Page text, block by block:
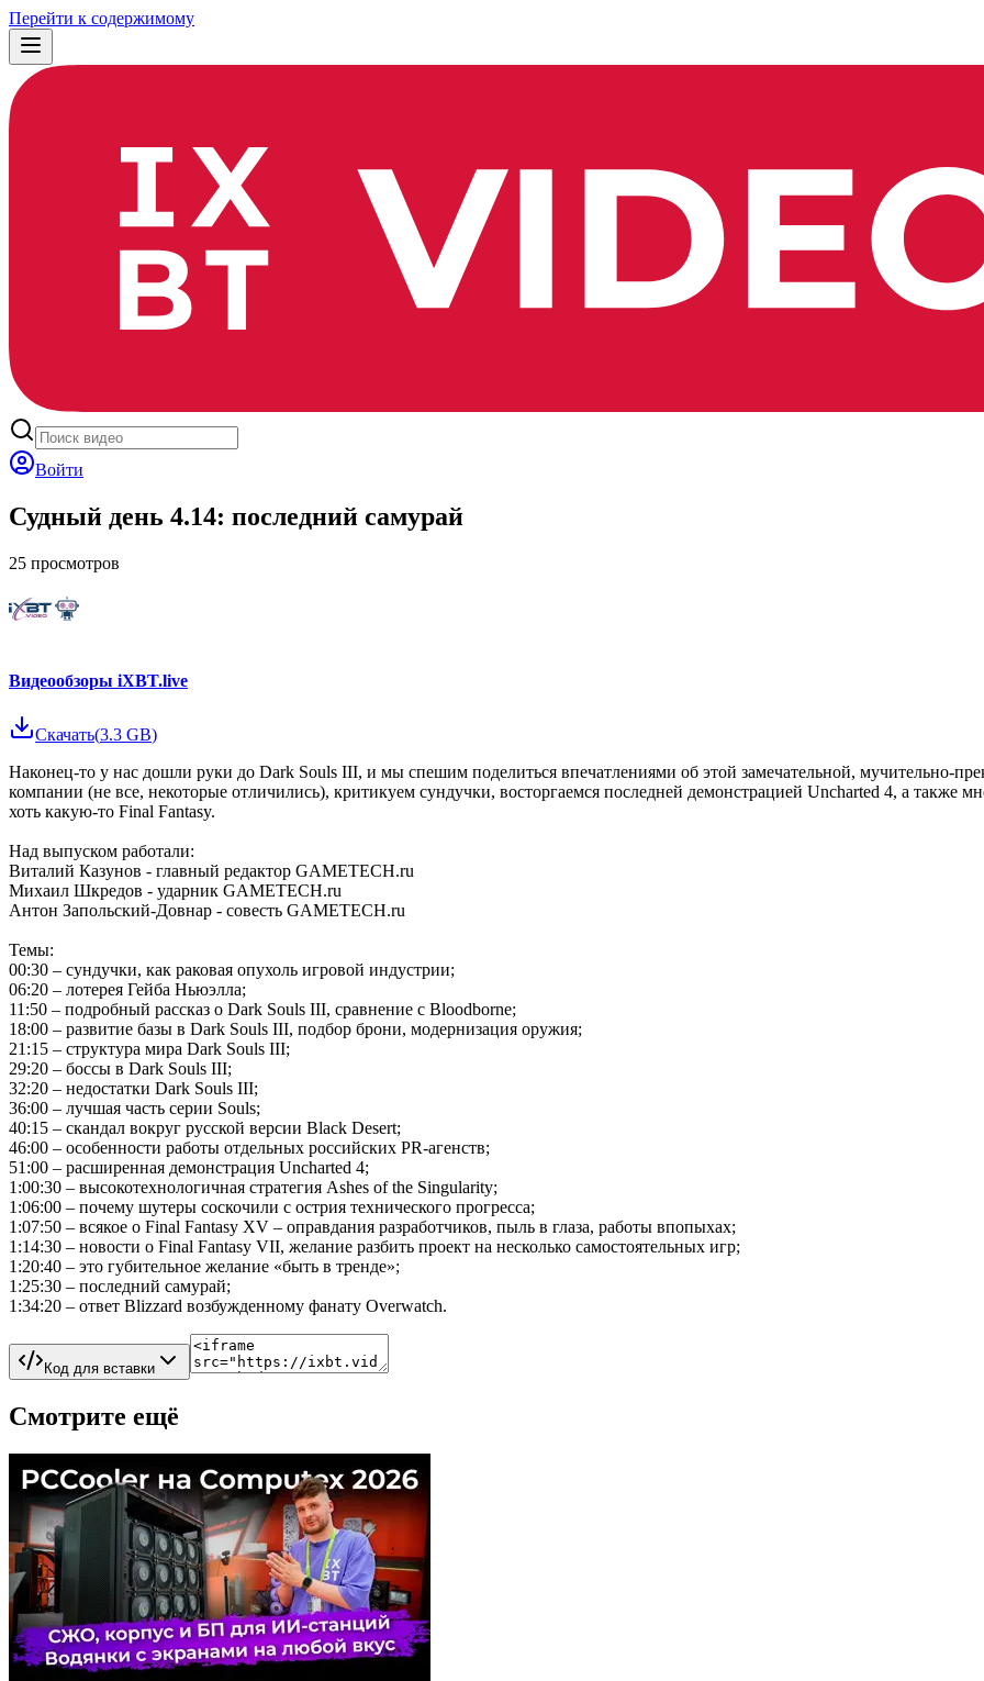
Перейти к содержимому
Войти
Судный день 4.14: последний самурай
25 просмотров
Видеообзоры iXBT.live
Скачать(3.3 GB)
Наконец-то у нас дошли руки до Dark Souls III, и мы спешим поделиться впечатлениями об этой замечательной, мучительно-
компании (не все, некоторые отличились), критикуем сундучки, восторгаемся последней демонстрацией Uncharted 4, а также
хоть какую-то Final Fantasy.
Над выпуском работали:
Виталий Казунов - главный редактор GAMETECH.ru
Михаил Шкредов - ударник GAMETECH.ru
Антон Запольский-Довнар - совесть GAMETECH.ru
Темы:
00:30 – сундучки, как раковая опухоль игровой индустрии;
06:20 – лотерея Гейба Ньюэлла;
11:50 – подробный рассказ о Dark Souls III, сравнение с Bloodborne;
18:00 – развитие базы в Dark Souls III, подбор брони, модернизация оружия;
21:15 – структура мира Dark Souls III;
29:20 – боссы в Dark Souls III;
32:20 – недостатки Dark Souls III;
36:00 – лучшая часть серии Souls;
40:15 – скандал вокруг русской версии Black Desert;
46:00 – особенности работы отдельных российских PR-агенств;
51:00 – расширенная демонстрация Uncharted 4;
1:00:30 – высокотехнологичная стратегия Ashes of the Singularity;
1:06:00 – почему шутеры соскочили с острия технического прогресса;
1:07:50 – всякое о Final Fantasy XV – оправдания разработчиков, пыль в глаза, работы впопыхах;
1:14:30 – новости о Final Fantasy VII, желание разбить проект на несколько самостоятельных игр;
1:20:40 – это губительное желание «быть в тренде»;
1:25:30 – последний самурай;
1:34:20 – ответ Blizzard возбужденному фанату Overwatch.
Код для вставки
Смотрите ещё